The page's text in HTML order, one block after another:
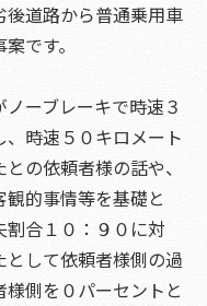
道路から普通乗用車
です。
ーブレーキで時速３
時速５０キロメート
の依頼者様の話や、
的事情等を基礎と
割合１０：９０に対
して依頼者様側の過
側を０パーセントと